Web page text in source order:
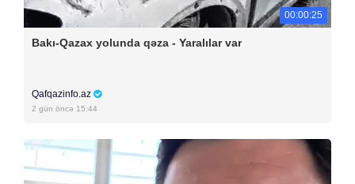
00:00:25
Bakı-Qazax yolunda qəza - Yaralılar var
Qafqazinfo.az
2 gün öncə 15:44